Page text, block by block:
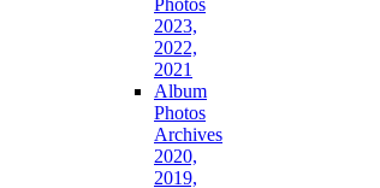
Photos
2023,
2022,
2021
Album
Photos
Archives
2020,
2019,